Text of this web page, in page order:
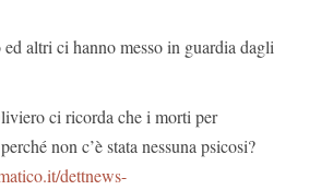
altri ci hanno messo in guardia dagli
ci ricorda che i morti per
non c’è stata nessuna psicosi?
dettnews-